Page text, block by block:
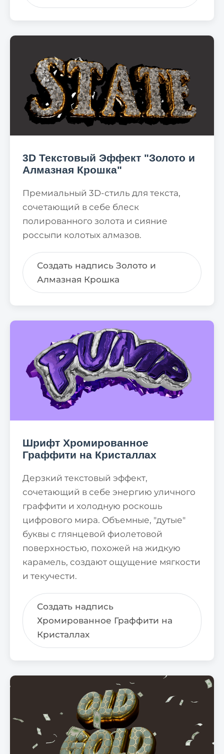
3D Текстовый Эффект "Золото и
Алмазная Крошка"
Премиальный 3D-стиль для текста,
сочетающий в себе блеск
полированного золота и сияние
россыпи колотых алмазов.
Создать надпись Золото и
Алмазная Крошка
Шрифт Хромированное
Граффити на Кристаллах
Дерзкий текстовый эффект,
сочетающий в себе энергию уличного
граффити и холодную роскошь
цифрового мира. Объемные, "дутые"
буквы с глянцевой фиолетовой
поверхностью, похожей на жидкую
карамель, создают ощущение мягкости
и текучести.
Создать надпись
Хромированное Граффити на
Кристаллах